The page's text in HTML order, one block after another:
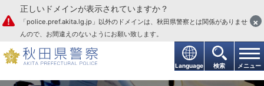
本文へ
Language 検索 メニュー
正しいドメインが表示されていますか？
「police.pref.akita.lg.jp」以外のドメインは、秋田県警察とは関係がありませ
んので、お間違えのないようにお願い致します。
×